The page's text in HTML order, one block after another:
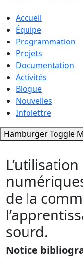
Accueil
Équipe
Programmation
Projets
Documentation
Activités
Blogue
Nouvelles
Infolettre
Hamburger Toggle
de la
sourd.
Notice